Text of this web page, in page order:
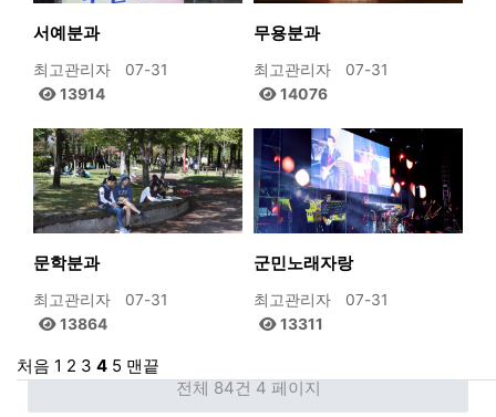
서예분과
최고관리자
07-31
13914
무용분과
최고관리자
07-31
14076
문학분과
최고관리자
07-31
13864
군민노래자랑
최고관리자
07-31
13311
처음 1 2 3 4 5 맨끝
전체 84건 4 페이지